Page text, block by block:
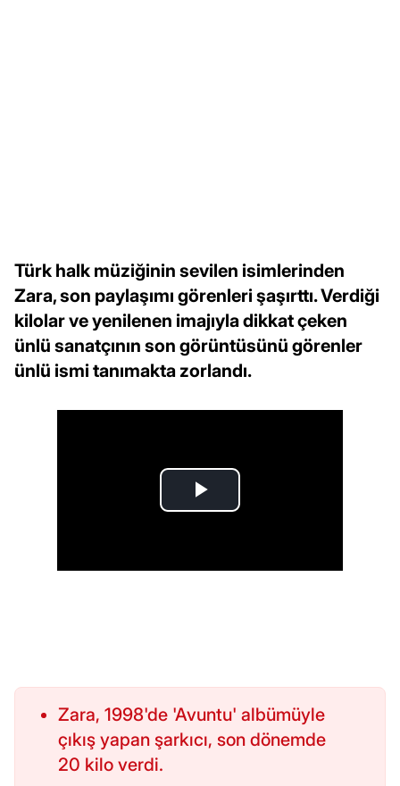
Türk halk müziğinin sevilen isimlerinden
Zara, son paylaşımı görenleri şaşırttı. Verdiği
kilolar ve yenilenen imajıyla dikkat çeken
ünlü sanatçının son görüntüsünü görenler
ünlü ismi tanımakta zorlandı.
Zara, 1998'de 'Avuntu' albümüyle
çıkış yapan şarkıcı, son dönemde
20 kilo verdi.